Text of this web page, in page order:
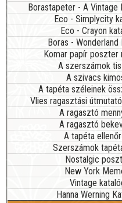
Borastapeter - A Vintage
Eco - Simplycity
Eco - Crayon
Boras - Wonderland
Komar papír poszter
A szerszámok
A szivacs
A tapéta széleinek
Vlies ragasztási
A ragasztó
A ragasztó
A tapéta
Szerszámok
Nostalgic
New York
Vintage
Hanna Werning